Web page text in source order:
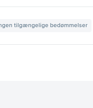
tilgængelige bedømmelser